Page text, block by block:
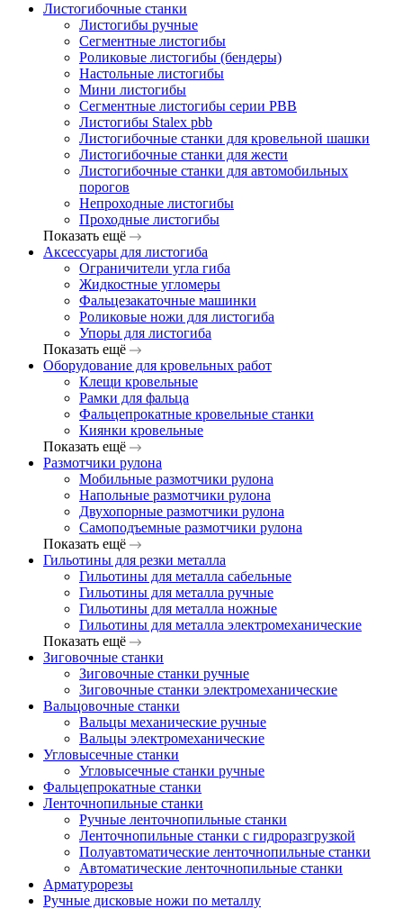
Листогибочные станки
Листогибы ручные
Сегментные листогибы
Роликовые листогибы (бендеры)
Настольные листогибы
Мини листогибы
Сегментные листогибы серии PBB
Листогибы Stalex pbb
Листогибочные станки для кровельной шашки
Листогибочные станки для жести
Листогибочные станки для автомобильных
порогов
Непроходные листогибы
Проходные листогибы
Показать ещё
Аксессуары для листогиба
Ограничители угла гиба
Жидкостные угломеры
Фальцезакаточные машинки
Роликовые ножи для листогиба
Упоры для листогиба
Показать ещё
Оборудование для кровельных работ
Клещи кровельные
Рамки для фальца
Фальцепрокатные кровельные станки
Киянки кровельные
Показать ещё
Размотчики рулона
Мобильные размотчики рулона
Напольные размотчики рулона
Двухопорные размотчики рулона
Самоподъемные размотчики рулона
Показать ещё
Гильотины для резки металла
Гильотины для металла сабельные
Гильотины для металла ручные
Гильотины для металла ножные
Гильотины для металла электромеханические
Показать ещё
Зиговочные станки
Зиговочные станки ручные
Зиговочные станки электромеханические
Вальцовочные станки
Вальцы механические ручные
Вальцы электромеханические
Угловысечные станки
Угловысечные станки ручные
Фальцепрокатные станки
Ленточнопильные станки
Ручные ленточнопильные станки
Ленточнопильные станки с гидроразгрузкой
Полуавтоматические ленточнопильные станки
Автоматические ленточнопильные станки
Арматурорезы
Ручные дисковые ножи по металлу